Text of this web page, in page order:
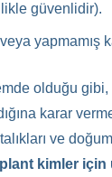
güvenlidir).
yapmamış
olduğu gibi,
karar
ve
kimler için